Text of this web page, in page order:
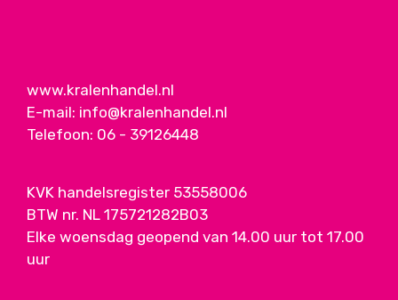
www.kralenhandel.nl
E-mail: info@kralenhandel.nl
Telefoon: 06 - 39126448
KVK handelsregister 53558006
BTW nr. NL 175721282B03
Elke woensdag geopend van 14.00 uur tot 17.00
uur